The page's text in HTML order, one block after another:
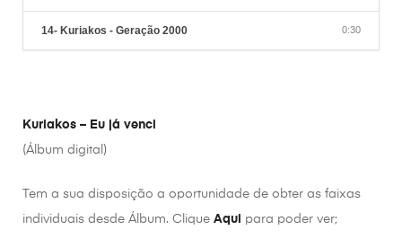
14- Kuriakos - Geração 2000 0:30
Kuriakos – Eu já venci
(Álbum digital)
Tem a sua disposição a oportunidade de obter as faixas
individuais desde Álbum. Clique Aqui para poder ver;